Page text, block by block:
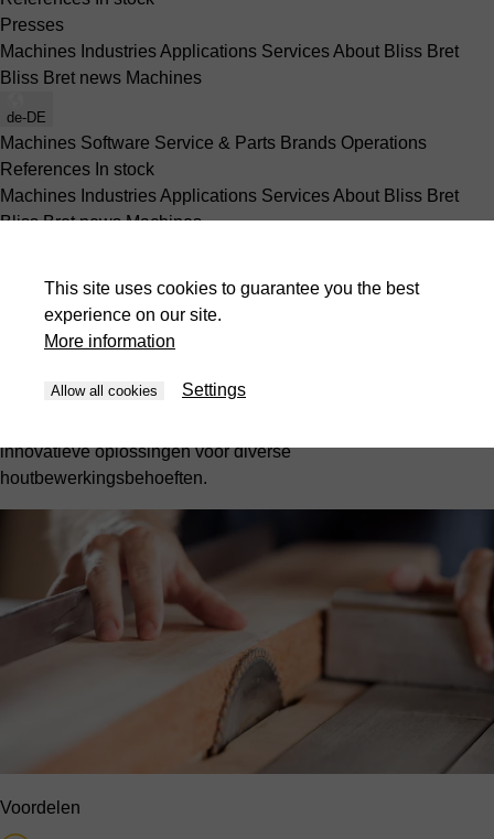
Presses
Machines IndustriesApplications ServicesAbout Bliss Bret
Bliss Bret news Machines
de-DE
Machines Software Service & Parts Brands Operations
References In stock
Machines IndustriesApplications ServicesAbout Bliss Bret
Bliss Bret newsMachines
Fimal is een toonaangevend Italiaans bedrijf dat
gespecialiseerd is in de productie en levering van
geschiedenis die teruggaat tot 1955, heeft Fimal een solide
innovatieve oplossingen voor diverse
houtbewerkingsbehoeften.
Voordelen
This site uses cookies to guarantee you the best
experience on our site.
More information
Allow all cookies Settings